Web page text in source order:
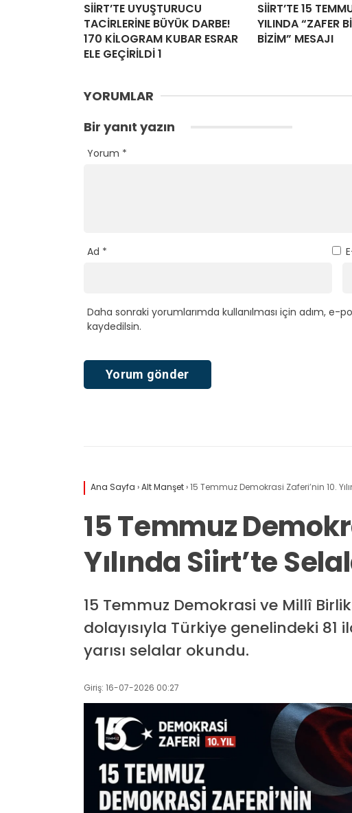
SİİRT’TE UYUŞTURUCU
TACİRLERİNE BÜYÜK DARBE!
170 KİLOGRAM KUBAR ESRAR
ELE GEÇİRİLDİ 1
SİİRT’TE 15
YILINDA “ZAFER
BİZİM” MESAJI
YORUMLAR
Bir yanıt yazın
Yorum *
Ad *
Daha sonraki yorumlarımda kullanılması için adım, e-
kaydedilsin.
Ana Sayfa ›Alt Manşet›15 Temmuz Demokrasi Zaferi’nin 10.
15 Temmuz
Yılında Siirt’te
15 Temmuz Demokrasi ve Millî
dolayısıyla Türkiye genelindeki 81
yarısı selalar okundu.
Giriş: 16-07-2026 00:27